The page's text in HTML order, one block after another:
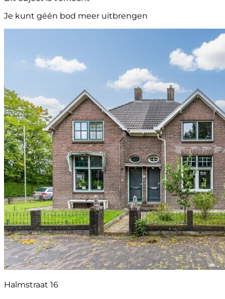
Je kunt géén bod meer uitbrengen
Halmstraat 16